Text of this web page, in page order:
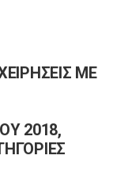
ΜΕ
2018,